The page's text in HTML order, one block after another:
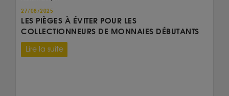
27/08/2025
LES PIÈGES À ÉVITER POUR LES
COLLECTIONNEURS DE MONNAIES DÉBUTANTS
Lire la suite